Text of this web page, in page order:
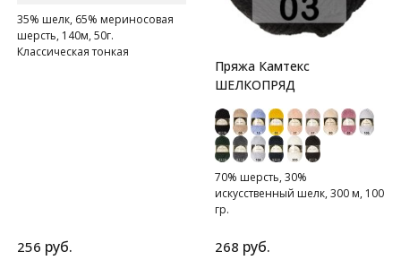
35% шелк, 65% мериносовая
шерсть, 140м, 50г.
Классическая тонкая
256 руб.
Пряжа Камтекс
ШЕЛКОПРЯД
70% шерсть, 30%
искусственный шелк, 300 м, 100
гр.
268 руб.